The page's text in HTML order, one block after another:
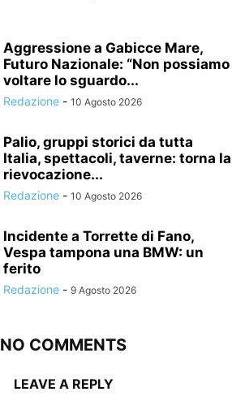
Aggressione a Gabicce Mare,
Futuro Nazionale: “Non possiamo
voltare lo sguardo...
Redazione - 10 Agosto 2026
Palio, gruppi storici da tutta
Italia, spettacoli, taverne: torna la
rievocazione...
Redazione - 10 Agosto 2026
Incidente a Torrette di Fano,
Vespa tampona una BMW: un
ferito
Redazione - 9 Agosto 2026
NO COMMENTS
LEAVE A REPLY